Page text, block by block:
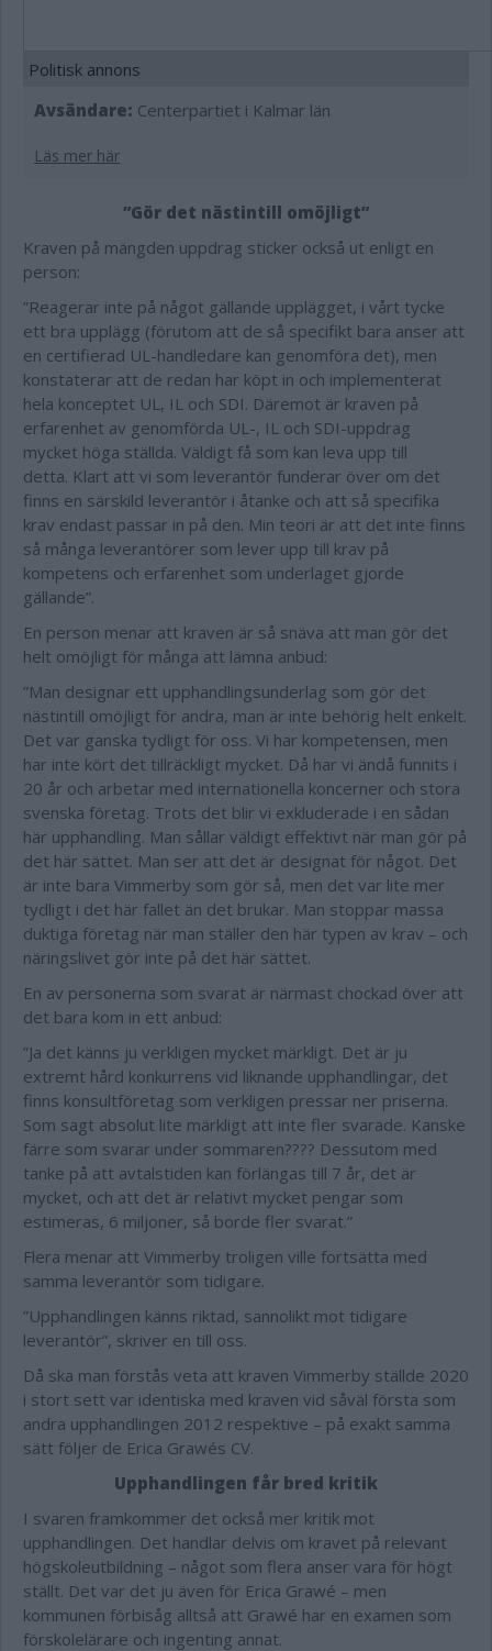
Politisk annons
Avsändare: Centerpartiet i Kalmar län
Läs mer här
”Gör det nästintill omöjligt”
Kraven på mängden uppdrag sticker också ut enligt en
person:
”Reagerar inte på något gällande upplägget, i vårt tycke
ett bra upplägg (förutom att de så specifikt bara anser att
en certifierad UL-handledare kan genomföra det), men
konstaterar att de redan har köpt in och implementerat
hela konceptet UL, IL och SDI. Däremot är kraven på
erfarenhet av genomförda UL-, IL och SDI-uppdrag
mycket höga ställda. Väldigt få som kan leva upp till
detta. Klart att vi som leverantör funderar över om det
finns en särskild leverantör i åtanke och att så specifika
krav endast passar in på den. Min teori är att det inte finns
så många leverantörer som lever upp till krav på
kompetens och erfarenhet som underlaget gjorde
gällande”.
En person menar att kraven är så snäva att man gör det
helt omöjligt för många att lämna anbud:
”Man designar ett upphandlingsunderlag som gör det
nästintill omöjligt för andra, man är inte behörig helt enkelt.
Det var ganska tydligt för oss. Vi har kompetensen, men
har inte kört det tillräckligt mycket. Då har vi ändå funnits i
20 år och arbetar med internationella koncerner och stora
svenska företag. Trots det blir vi exkluderade i en sådan
här upphandling. Man sållar väldigt effektivt när man gör på
det här sättet. Man ser att det är designat för något. Det
är inte bara Vimmerby som gör så, men det var lite mer
tydligt i det här fallet än det brukar. Man stoppar massa
duktiga företag när man ställer den här typen av krav – och
näringslivet gör inte på det här sättet.
En av personerna som svarat är närmast chockad över att
det bara kom in ett anbud:
”Ja det känns ju verkligen mycket märkligt. Det är ju
extremt hård konkurrens vid liknande upphandlingar, det
finns konsultföretag som verkligen pressar ner priserna.
Som sagt absolut lite märkligt att inte fler svarade. Kanske
färre som svarar under sommaren???? Dessutom med
tanke på att avtalstiden kan förlängas till 7 år, det är
mycket, och att det är relativt mycket pengar som
estimeras, 6 miljoner, så borde fler svarat.”
Flera menar att Vimmerby troligen ville fortsätta med
samma leverantör som tidigare.
”Upphandlingen känns riktad, sannolikt mot tidigare
leverantör”, skriver en till oss.
Då ska man förstås veta att kraven Vimmerby ställde 2020
i stort sett var identiska med kraven vid såväl första som
andra upphandlingen 2012 respektive – på exakt samma
sätt följer de Erica Grawés CV.
Upphandlingen får bred kritik
I svaren framkommer det också mer kritik mot
upphandlingen. Det handlar delvis om kravet på relevant
högskoleutbildning – något som flera anser vara för högt
ställt. Det var det ju även för Erica Grawé – men
kommunen förbisåg alltså att Grawé har en examen som
förskolelärare och ingenting annat.